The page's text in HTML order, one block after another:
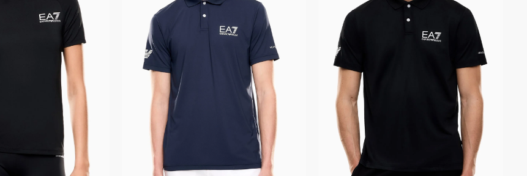
Yeni Gelenler
İndirim Oranına Göre
İndirim Oranına Göre (Artan)